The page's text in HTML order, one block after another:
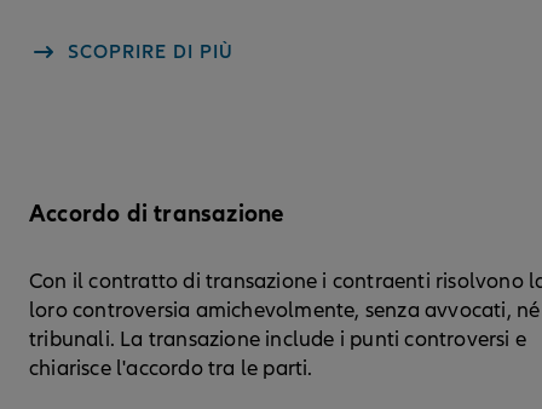
SCOPRIRE DI PIÙ
Accordo di transazione
Con il contratto di transazione i contraenti risolvono
loro controversia amichevolmente, senza avvocati, né
tribunali. La transazione include i punti controversi e
chiarisce l'accordo tra le parti.